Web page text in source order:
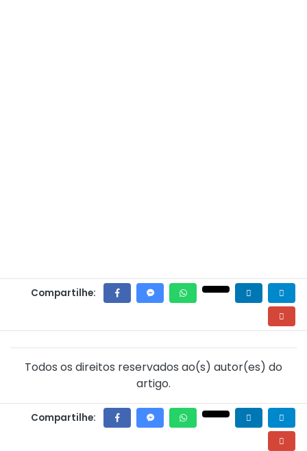
Compartilhe:
Todos os direitos reservados ao(s) autor(es) do
artigo.
Compartilhe: